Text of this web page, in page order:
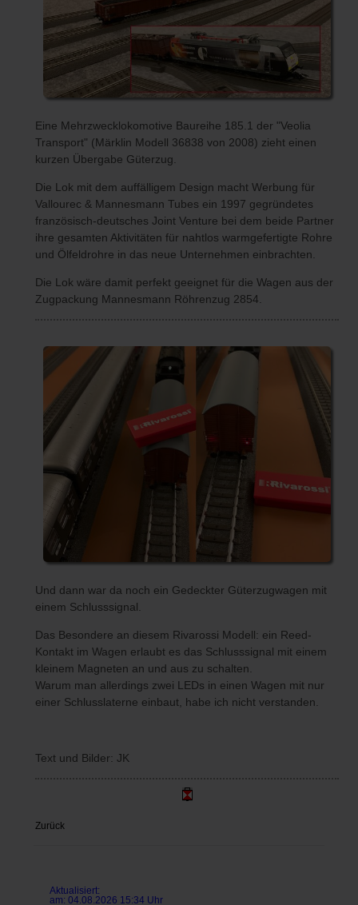
Eine Mehrzwecklokomotive Baureihe 185.1 der "Veolia
Transport" (Märklin Modell 36838 von 2008) zieht einen
kurzen Übergabe Güterzug.
Die Lok mit dem auffälligem Design macht Werbung für
Vallourec & Mannesmann Tubes ein 1997 gegründetes
französisch-deutsches Joint Venture bei dem beide Partner
ihre gesamten Aktivitäten für nahtlos warmgefertigte Rohre
und Ölfeldrohre in das neue Unternehmen einbrachten.
Die Lok wäre damit perfekt geeignet für die Wagen aus der
Zugpackung Mannesmann Röhrenzug 2854.
Und dann war da noch ein Gedeckter Güterzugwagen mit
einem Schlusssignal.
Das Besondere an diesem Rivarossi Modell: ein Reed-
Kontakt im Wagen erlaubt es das Schlusssignal mit einem
kleinem Magneten an und aus zu schalten.
Warum man allerdings zwei LEDs in einen Wagen mit nur
einer Schlusslaterne einbaut, habe ich nicht verstanden.
Text und Bilder: JK
Zurück
Aktualisiert:
am: 04.08.2026 15:34 Uhr